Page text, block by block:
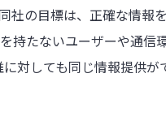
社の目標は、正確な情報
持たないユーザーや通信
対しても同じ情報提供が